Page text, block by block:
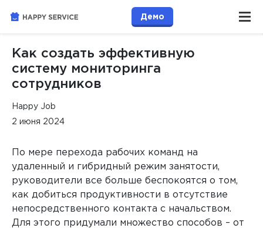
Демо
Как создать эффективную
систему мониторинга
сотрудников
Happy Job
2 июня 2024
По мере перехода рабочих команд на
удаленный и гибридный режим занятости,
руководители все больше беспокоятся о том,
как добиться продуктивности в отсутствие
непосредственного контакта с начальством.
Для этого придумали множество способов – от